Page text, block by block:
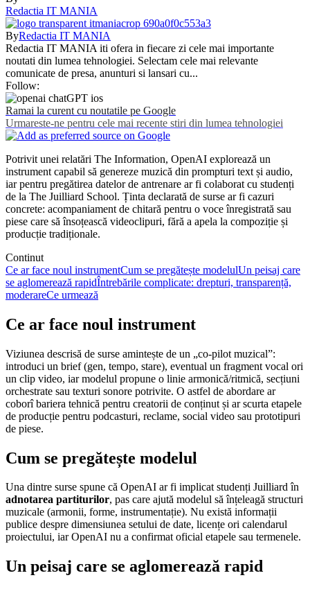
Redactia IT MANIA
ByRedactia IT MANIA
Redactia IT MANIA iti ofera in fiecare zi cele mai importante
noutati din lumea tehnologiei. Selectam cele mai relevante
comunicate de presa, anunturi si lansari cu...
Follow:
Ramai la curent cu noutatile pe Google
Urmareste-ne pentru cele mai recente stiri din lumea tehnologiei
Potrivit unei relatări The Information, OpenAI explorează un
instrument capabil să genereze muzică din prompturi text și audio,
iar pentru pregătirea datelor de antrenare ar fi colaborat cu studenți
de la The Juilliard School. Ținta declarată de surse ar fi cazuri
concrete: acompaniament de chitară pentru o voce înregistrată sau
piese care să însoțească videoclipuri, fără a apela la compoziție și
producție tradiționale.
Continut
Ce ar face noul instrumentCum se pregătește modelulUn peisaj care
se aglomerează rapidÎntrebările complicate: drepturi, transparență,
moderareCe urmează
Ce ar face noul instrument
Viziunea descrisă de surse amintește de un „co-pilot muzical”:
introduci un brief (gen, tempo, stare), eventual un fragment vocal ori
un clip video, iar modelul propune o linie armonică/ritmică, secțiuni
orchestrate sau texturi sonore potrivite. O astfel de abordare ar
coborî bariera tehnică pentru creatorii de conținut și ar scurta etapele
de producție pentru podcasturi, reclame, social video sau prototipuri
de piese.
Cum se pregătește modelul
Una dintre surse spune că OpenAI ar fi implicat studenți Juilliard în
adnotarea partiturilor, pas care ajută modelul să înțeleagă structuri
muzicale (armonii, forme, instrumentație). Nu există informații
publice despre dimensiunea setului de date, licențe ori calendarul
proiectului, iar OpenAI nu a confirmat oficial etapele sau termenele.
Un peisaj care se aglomerează rapid